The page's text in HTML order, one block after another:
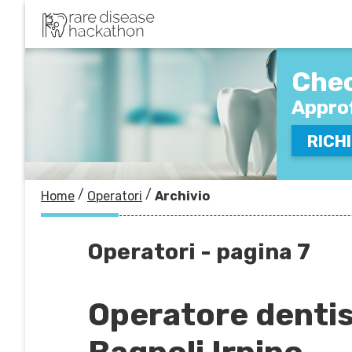
Home / Operatori / Archivio
Operatori - pagina 7
Operatore